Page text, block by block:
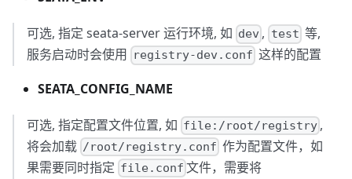
可选, 指定 seata-server 运行环境, 如 dev , test 等,
服务启动时会使用 registry-dev.conf 这样的配置
SEATA_CONFIG_NAME
可选, 指定配置文件位置, 如 file:/root/registry ,
将会加载 /root/registry.conf 作为配置文件，如
果需要同时指定 file.conf 文件，需要将